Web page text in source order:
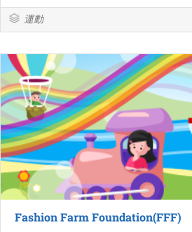
運動
Fashion Farm Foundation(FFF)